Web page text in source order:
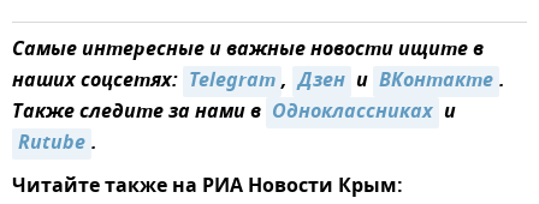
Самые интересные и важные новости ищите в
наших соцсетях: Telegram, Дзен и ВКонтакте.
Также следите за нами в Одноклассниках и
Rutube.
Читайте также на РИА Новости Крым: